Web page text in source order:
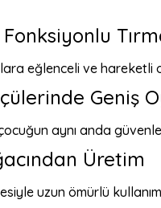
eğlenceli ve hareketli
Geniş
aynı anda
Üretim
uzun ömürlü